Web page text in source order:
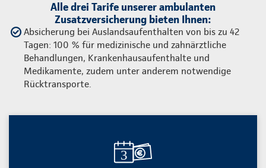
Alle drei Tarife unserer ambulanten
Zusatzversicherung bieten Ihnen:
Absicherung bei Auslandsaufenthalten von bis zu 42
Tagen: 100 % für medizinische und zahnärztliche
Behandlungen, Krankenhausaufenthalte und
Medikamente, zudem unter anderem notwendige
Rücktransporte.